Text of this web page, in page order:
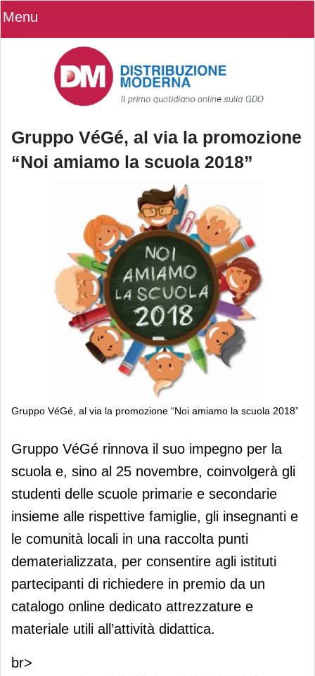
Menu
Gruppo VéGé, al via la promozione
“Noi amiamo la scuola 2018”
Gruppo VéGé, al via la promozione “Noi amiamo la scuola 2018”
Gruppo VéGé, al via la promozione
“Noi amiamo la scuola 2018”
Gruppo VéGé rinnova il suo impegno per la
scuola e, sino al 25 novembre, coinvolgerà gli
studenti delle scuole primarie e secondarie
insieme alle rispettive famiglie, gli insegnanti e
le comunità locali in una raccolta punti
dematerializzata, per consentire agli istituti
partecipanti di richiedere in premio da un
catalogo online dedicato attrezzature e
materiale utili all’attività didattica.
br>